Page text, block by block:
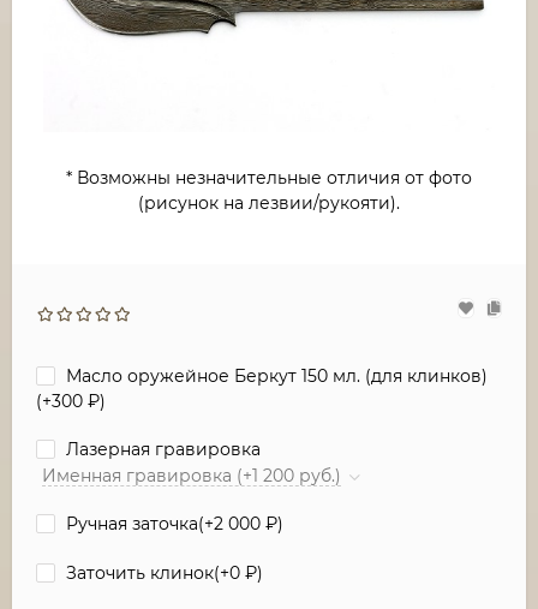
* Возможны незначительные отличия от фото
(рисунок на лезвии/рукояти).
Масло оружейное Беркут 150 мл. (для клинков)
(+300 ₽)
Лазерная гравировка
Именная гравировка (+1 200 руб.)
Ручная заточка(+2 000 ₽)
Заточить клинок(+0 ₽)